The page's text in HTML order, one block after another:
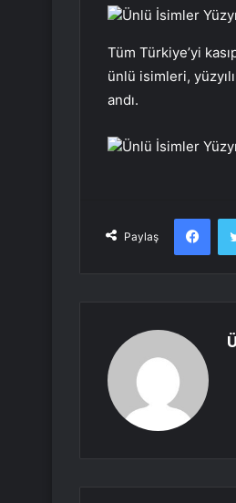
Ünlü İsimler
Tüm Türkiye’yi
ünlü isimleri,
andı.
Ünlü İsimler
Paylaş